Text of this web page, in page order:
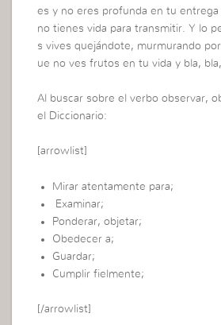
es y no eres profunda en tu entrega
no tienes vida para transmitir. Y lo
s vives quejándote, murmurando
ue no ves frutos en tu vida y bla, bla,
Al buscar sobre el verbo observar,
el Diccionario:
[arrowlist]
Mirar atentamente para;
Examinar;
Ponderar, objetar;
Obedecer a;
Guardar;
Cumplir fielmente;
[/arrowlist]